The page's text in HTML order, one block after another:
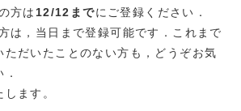
方は12/12までにご登録ください．
は，当日まで登録可能です．これまで
ただいたことのない方も，どうぞお気
ます。